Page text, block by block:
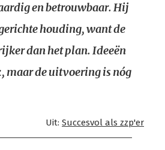
en betrouwbaar. Hij
houding, want de
dan het plan. Ideeën
maar de uitvoering is nóg
Uit: Succesvol als zzp'er